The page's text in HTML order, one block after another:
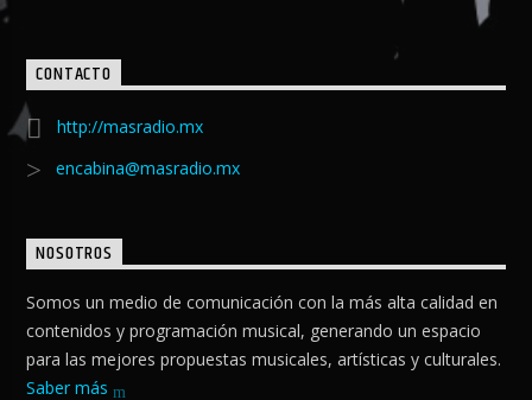
CONTACTO
http://masradio.mx
encabina@masradio.mx
NOSOTROS
Somos un medio de comunicación con la más alta calidad en
contenidos y programación musical, generando un espacio
para las mejores propuestas musicales, artísticas y culturales.
Saber más